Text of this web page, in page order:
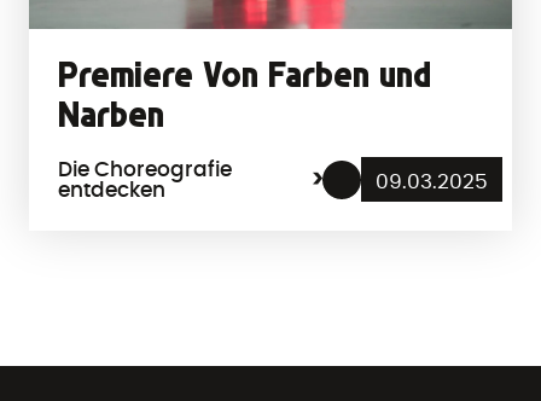
Premiere Von Farben und
Narben
Die Choreografie
entdecken
09.03.2025